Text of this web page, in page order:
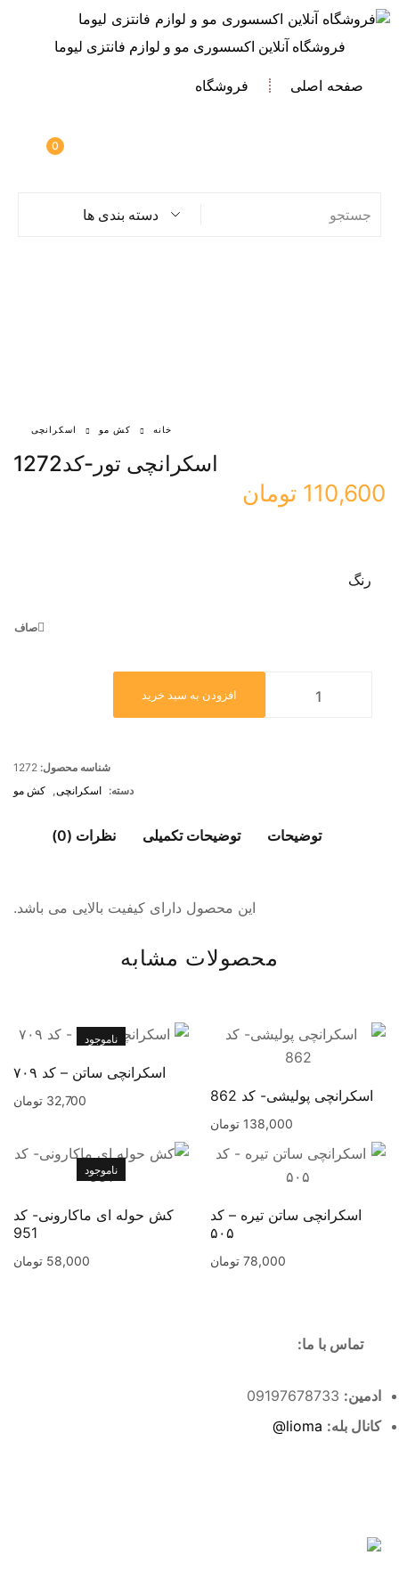
فروشگاه آنلاین اکسسوری مو و لوازم فانتزی لیوما
صفحه اصلی فروشگاه
0
دسته بندی ها
خانه کش مو اسکرانچی
اسکرانچی تور-کد1272
110,600 تومان
رنگ
صاف
افزودن به سبد خرید
شناسه محصول: 1272
دسته: اسکرانچی, کش مو
توضیحات توضیحات تکمیلی نظرات (0)
این محصول دارای کیفیت بالایی می باشد.
محصولات مشابه
اسکرانچی پولیشی- کد 862
138,000 تومان
ناموجود
اسکرانچی ساتن – کد ۷۰۹
32,700 تومان
اسکرانچی ساتن تیره – کد
۵۰۵
78,000 تومان
ناموجود
کش حوله ای ماکارونی- کد
951
58,000 تومان
تماس با ما:
ادمین:
کانال بله: lioma@